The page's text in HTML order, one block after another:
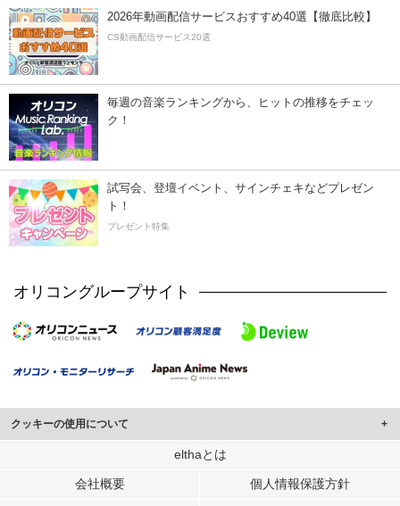
2026年動画配信サービスおすすめ40選【徹底比較】
CS動画配信サービス20選
毎週の音楽ランキングから、ヒットの推移をチェッ
ク！
試写会、登壇イベント、サインチェキなどプレゼン
ト！
プレゼント特集
オリコングループサイト
クッキーの使用について
このサイトでは Cookie を使用して、ユーザーに合わせたコンテンツや広告の
行っています。
elthaとは
会社概要 個人情報保護方針